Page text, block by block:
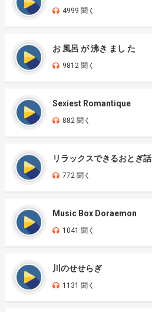
4999 聞く
お 風呂 が 沸き まし た
9812 聞く
Sexiest Romantique
882 聞く
リラックスできるおとぎ話
772 聞く
Music Box Doraemon
1041 聞く
川のせせらぎ
1131 聞く